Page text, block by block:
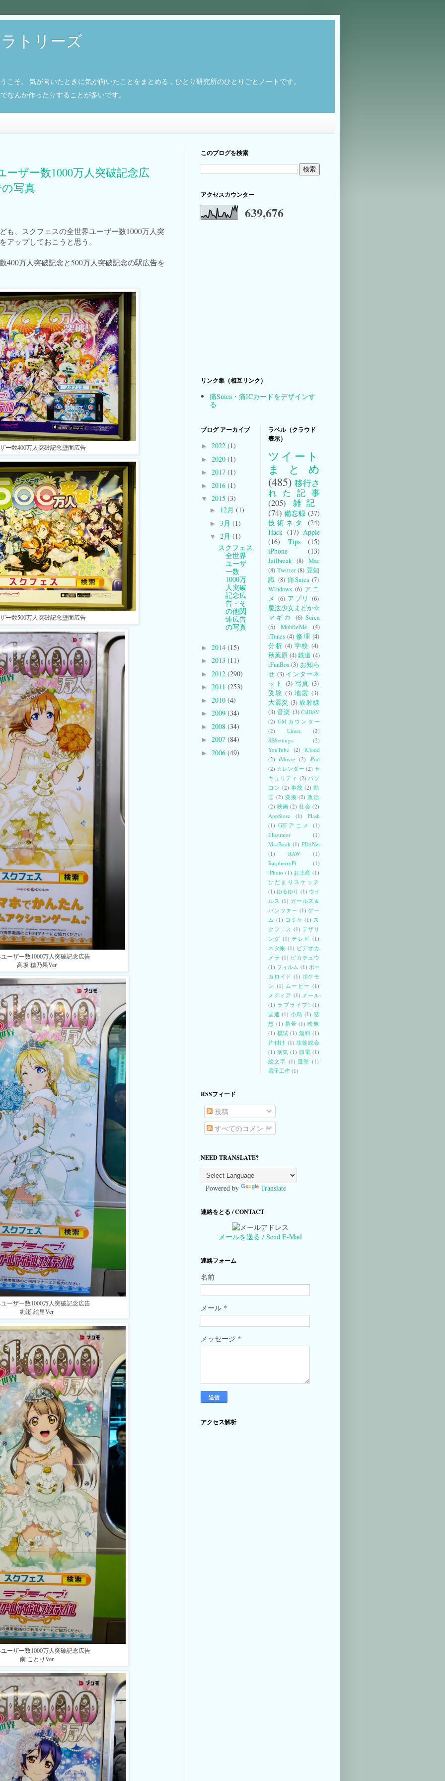
トリーズ
こそ。 気が向いたときに気が向いたことをまとめる，ひとり研究所のひとりごとノートです。
なんか作ったりすることが多いです。
ザー数1000万人突破記念広
写真
も、スクフェスの全世界ユーザー数1000万人突
アップしておこうと思う。
400万人突破記念と500万人突破記念の駅広告を
ー数400万人突破記念壁面広告
ー数500万人突破記念壁面広告
ーザー数1000万人突破記念広告
高坂 穂乃果Ver
ーザー数1000万人突破記念広告
絢瀬 絵里Ver
ーザー数1000万人突破記念広告
南 ことりVer
このブログを検索
アクセスカウンター
639,676
リンク集（相互リンク）
痛Suica・痛ICカードをデザインす
る
ブログ アーカイブ
► 2022 (1)
► 2020 (1)
► 2017 (1)
► 2016 (1)
▼ 2015 (3)
► 12月 (1)
► 3月 (1)
▼ 2月 (1)
スクフェス
全世界
ユーザ
ー数
1000万
人突破
記念広
告・そ
の他関
連広告
の写真
► 2014 (15)
► 2013 (11)
► 2012 (290)
► 2011 (253)
► 2010 (4)
► 2009 (34)
► 2008 (34)
► 2007 (84)
► 2006 (49)
ラベル（クラウド
表示）
ツイート
まとめ
(485) 移行さ
れた記事
(205)
雑記
(74) 備忘録 (37)
技術ネタ
(24)
Hack (17) Apple
(16)
Tips
(15)
iPhone
(13)
Jailbreak (8) Mac
(8) Twitter (8) 豆知
識 (8) 痛Suica (7)
Windows (6) アニ
メ (6) アプリ (6)
魔法少女まどか☆
マギカ
(6) Suica
(5)
MobileMe
(4)
iTunes (4) 修理 (4)
分析 (4) 学校 (4)
秋葉原 (4)鉄道 (4)
iFunBox (3) お知ら
せ (3) インターネ
ット (3) 写真 (3)
受験 (3) 地震 (3)
大震災 (3) 放射線
(3) 音楽 (3) CalDAV
(2) GMカウンター
(2)
Linux
(2)
SBSettings
(2)
YouTube (2) iCloud
(2) iMovie (2) iPod
(2) カレンダー (2) セ
キュリティ (2) パソ
コン (2) 事故 (2) 動
画 (2) 変換 (2) 政治
(2) 映画 (2) 社会 (2)
AppStore
(1)
Flash
(1) GIFアニメ
(1)
Illustrator
(1)
MacBook (1) PDANet
(1)
RAW
(1)
RaspberryPi
(1)
iPhoto (1) お土産 (1)
ひだまりスケッチ
(1) ゆるゆり (1) ウイ
ルス (1) ガールズ＆
パンツァー (1) ゲー
ム (1) コミケ (1) ス
クフェス (1) テザリ
ング (1) テレビ (1)
ネタ帳 (1) ビデオカ
メラ (1) ピカチュウ
(1) フィルム (1) ボー
カロイド (1) ポケモ
ン (1) ムービー (1)
メディア (1) メール
(1) ラブライブ! (1)
国連 (1) 小鳥 (1) 感
想 (1) 携帯 (1) 映像
(1) 模試 (1) 無料 (1)
片付け (1) 生徒総会
(1) 病気 (1) 節電 (1)
絵文字 (1) 選挙 (1)
電子工作 (1)
RSSフィード
投稿
すべてのコメント
NEED TRANSLATE?
Powered by Translate
連絡をとる / CONTACT
メールを送る / Send E-Mail
連絡フォーム
名前
メール *
メッセージ *
アクセス解析